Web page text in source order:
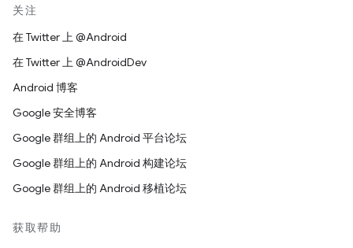
关注
在 Twitter 上 @Android
在 Twitter 上 @AndroidDev
Android 博客
Google 安全博客
Google 群组上的 Android 平台论坛
Google 群组上的 Android 构建论坛
Google 群组上的 Android 移植论坛
获取帮助